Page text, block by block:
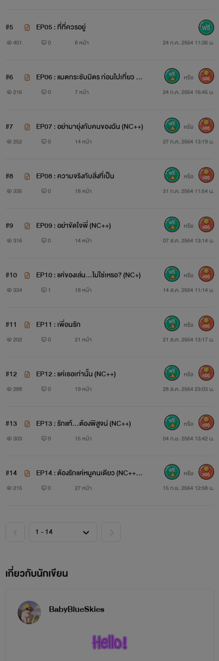
#5 EP05 : ที่ที่ควรอยู่
401 0 8 หน้า 24 ก.ค. 2564 11:36 น.
#6
EP06 : แมตกระชับมิตร ก่อนไปเที่ยว (N
C+)
216 0 7 หน้า 24 ก.ค. 2564 16:45 น.
หรือ 600
#7 EP07 : อย่ามายุ่งกับคนของฉัน (NC++)
252 0 14 หน้า 27 ก.ค. 2564 13:19 น.
หรือ 600
#8 EP08 : ความจริงกับสิ่งที่เป็น
335 0 18 หน้า 31 ก.ค. 2564 11:54 น.
หรือ 500
#9 EP09 : อย่าขัดใจพี่ (NC++)
316 0 14 หน้า 07 ส.ค. 2564 13:14 น.
หรือ 600
#10 EP10 : แค่ของเล่น...ไม่ใช่เหรอ? (NC+)
334 1 18 หน้า 14 ส.ค. 2564 11:14 น.
หรือ 600
#11 EP11 : เพื่อนรัก
202 0 21 หน้า 21 ส.ค. 2564 13:17 น.
หรือ 600
#12 EP12 : แค่เธอเท่านั้น (NC++)
288 0 19 หน้า 28 ส.ค. 2564 23:03 น.
หรือ 600
#13 EP13 : รักแท้...ต้องพิสูจน์ (NC++)
303 0 15 หน้า 04 ก.ย. 2564 13:42 น.
หรือ 600
#14
EP14 : ต้องรักแค่หนูคนเดียว (NC++) T
he End
215 0 27 หน้า 15 ก.ย. 2564 12:58 น.
หรือ 800
เกี่ยวกับนักเขียน
BabyBlueSkies